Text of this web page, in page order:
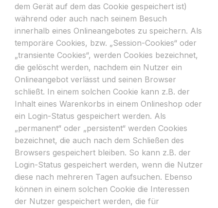
dem Gerät auf dem das Cookie gespeichert ist)
während oder auch nach seinem Besuch
innerhalb eines Onlineangebotes zu speichern. Als
temporäre Cookies, bzw. „Session-Cookies“ oder
„transiente Cookies“, werden Cookies bezeichnet,
die gelöscht werden, nachdem ein Nutzer ein
Onlineangebot verlässt und seinen Browser
schließt. In einem solchen Cookie kann z.B. der
Inhalt eines Warenkorbs in einem Onlineshop oder
ein Login-Status gespeichert werden. Als
„permanent“ oder „persistent“ werden Cookies
bezeichnet, die auch nach dem Schließen des
Browsers gespeichert bleiben. So kann z.B. der
Login-Status gespeichert werden, wenn die Nutzer
diese nach mehreren Tagen aufsuchen. Ebenso
können in einem solchen Cookie die Interessen
der Nutzer gespeichert werden, die für